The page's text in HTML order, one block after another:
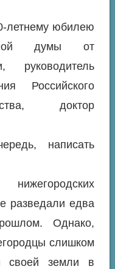
летнему юбилею
думы от
руководитель
Российского
доктор
написать
разведали едва
Однако,
слишком
своей земли в